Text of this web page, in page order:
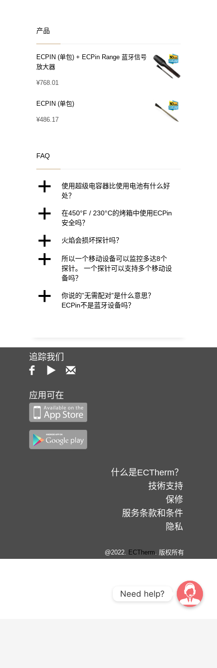
产品
ECPIN (单包) + ECPin Range 蓝牙信号
放大器
¥768.01
ECPIN (单包)
¥486.17
FAQ
a
使用超级电容器比使用电池有什么好
处？
a
在450°F / 230°C的烤箱中使用ECPin
安全吗？
a 火焰会损坏探针吗？
a
所以一个移动设备可以监控多达8个
探针。 一个探针可以支持多个移动设
备吗？
a
你说的”无需配对”是什么意思？
ECPin不是蓝牙设备吗？
追踪我们
应用可在
什么是ECTherm？
技術支持
保修
服务条款和条件
隐私
@2022. ECTherm. 版权所有
Need help?